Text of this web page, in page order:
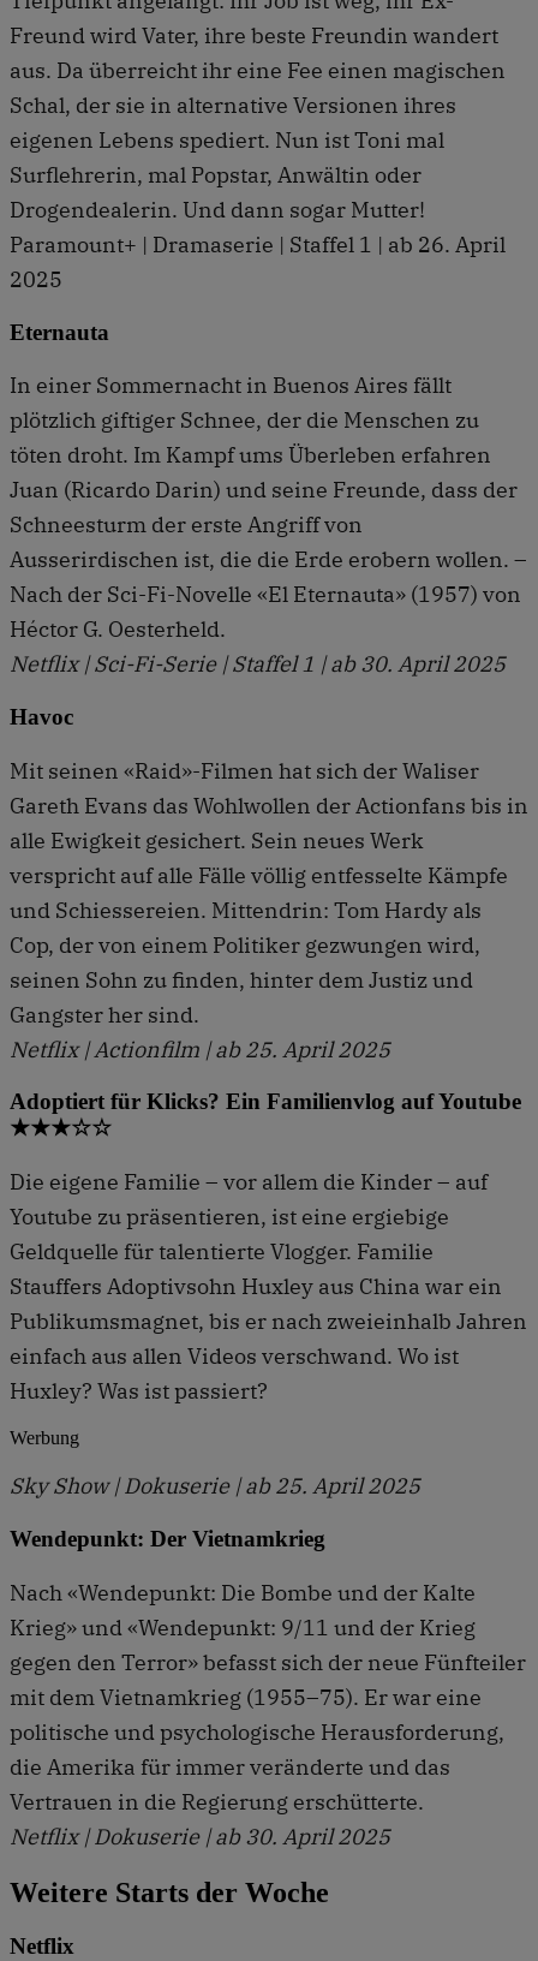
Freund wird Vater, ihre beste Freundin wandert
aus. Da überreicht ihr eine Fee einen magischen
Schal, der sie in alternative Versionen ihres
eigenen Lebens spediert. Nun ist Toni mal
Surflehrerin, mal Popstar, Anwältin oder
Drogendealerin. Und dann sogar Mutter!
Paramount+ | Dramaserie | Staffel 1 | ab 26. April
2025
Eternauta
In einer Sommernacht in Buenos Aires fällt
plötzlich giftiger Schnee, der die Menschen zu
töten droht. Im Kampf ums Überleben erfahren
Juan (Ricardo Darin) und seine Freunde, dass der
Schneesturm der erste Angriff von
Ausserirdischen ist, die die Erde erobern wollen. –
Nach der Sci-Fi-Novelle «El Eternauta» (1957) von
Héctor G. Oesterheld.
Netflix | Sci-Fi-Serie | Staffel 1 | ab 30. April 2025
Havoc
Mit seinen «Raid»-Filmen hat sich der Waliser
Gareth Evans das Wohlwollen der Actionfans bis in
alle Ewigkeit gesichert. Sein neues Werk
verspricht auf alle Fälle völlig entfesselte Kämpfe
und Schiessereien. Mittendrin: Tom Hardy als
Cop, der von einem Politiker gezwungen wird,
seinen Sohn zu finden, hinter dem Justiz und
Gangster her sind.
Netflix | Actionfilm | ab 25. April 2025
Adoptiert für Klicks? Ein Familienvlog auf Youtube
★★★☆☆
Die eigene Familie – vor allem die Kinder – auf
Youtube zu präsentieren, ist eine ergiebige
Geldquelle für talentierte Vlogger. Familie
Stauffers Adoptivsohn Huxley aus China war ein
Publikumsmagnet, bis er nach zweieinhalb Jahren
einfach aus allen Videos verschwand. Wo ist
Huxley? Was ist passiert?
Werbung
Sky Show | Dokuserie | ab 25. April 2025
Wendepunkt: Der Vietnamkrieg
Nach «Wendepunkt: Die Bombe und der Kalte
Krieg» und «Wendepunkt: 9/11 und der Krieg
gegen den Terror» befasst sich der neue Fünfteiler
mit dem Vietnamkrieg (1955–75). Er war eine
politische und psychologische Herausforderung,
die Amerika für immer veränderte und das
Vertrauen in die Regierung erschütterte.
Netflix | Dokuserie | ab 30. April 2025
Weitere Starts der Woche
Netflix